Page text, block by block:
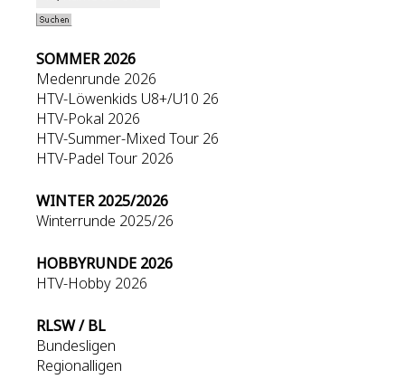
SOMMER 2026
Medenrunde 2026
HTV-Löwenkids U8+/U10 26
HTV-Pokal 2026
HTV-Summer-Mixed Tour 26
HTV-Padel Tour 2026
WINTER 2025/2026
Winterrunde 2025/26
HOBBYRUNDE 2026
HTV-Hobby 2026
RLSW / BL
Bundesligen
Regionalligen